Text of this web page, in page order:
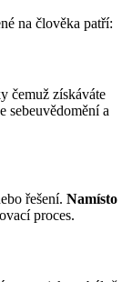
na člověka patří:
čemuž získáváte
sebeuvědomění a
řešení. Namísto
proces.